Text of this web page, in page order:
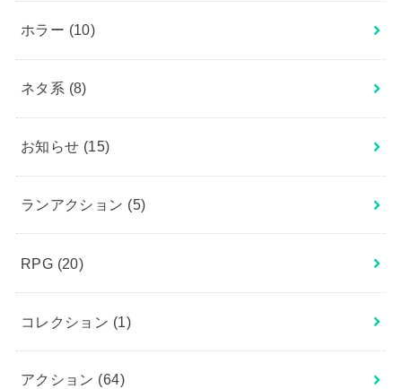
ホラー (10)
ネタ系 (8)
お知らせ (15)
ランアクション (5)
RPG (20)
コレクション (1)
アクション (64)